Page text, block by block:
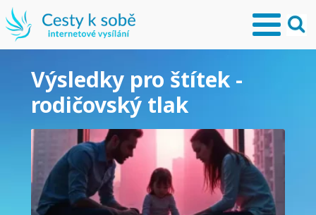
Výsledky pro štítek -
rodičovský tlak